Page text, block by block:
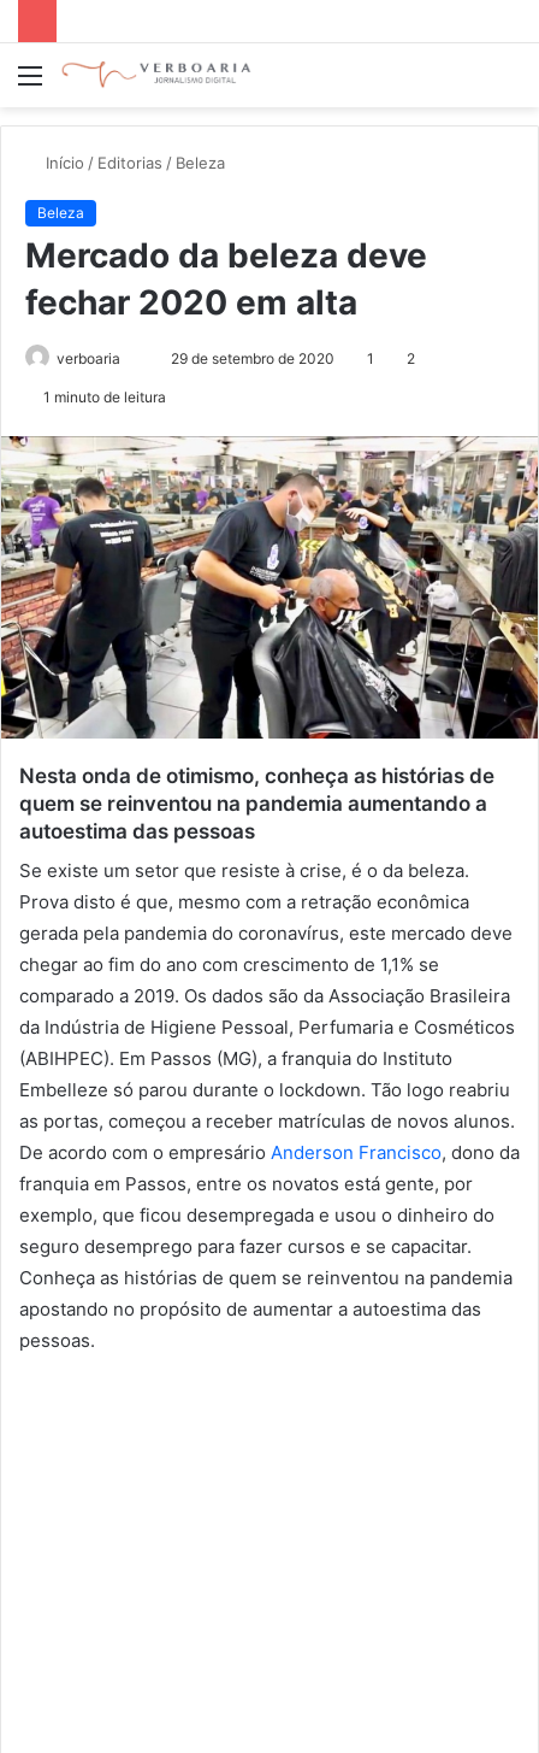
Menu
Início / Editorias / Beleza
Beleza
Mercado da beleza deve
fechar 2020 em alta
verboaria
d
e
u
m
e
-
m
a
i
29 de setembro de 2020 1 2
1 minuto de leitura
Nesta onda de otimismo, conheça as histórias de
quem se reinventou na pandemia aumentando a
autoestima das pessoas
Se existe um setor que resiste à crise, é o da beleza.
Prova disto é que, mesmo com a retração econômica
gerada pela pandemia do coronavírus, este mercado deve
chegar ao fim do ano com crescimento de 1,1% se
comparado a 2019. Os dados são da Associação Brasileira
da Indústria de Higiene Pessoal, Perfumaria e Cosméticos
(ABIHPEC). Em Passos (MG), a franquia do Instituto
Embelleze só parou durante o lockdown. Tão logo reabriu
as portas, começou a receber matrículas de novos alunos.
De acordo com o empresário Anderson Francisco, dono da
franquia em Passos, entre os novatos está gente, por
exemplo, que ficou desempregada e usou o dinheiro do
seguro desemprego para fazer cursos e se capacitar.
Conheça as histórias de quem se reinventou na pandemia
apostando no propósito de aumentar a autoestima das
pessoas.